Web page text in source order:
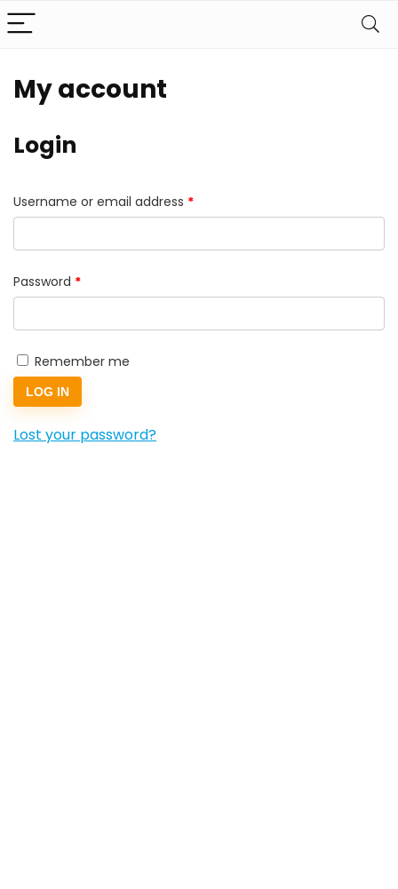
My account
Login
Username or email address *Required
Password *Required
Remember me
LOG IN
Lost your password?